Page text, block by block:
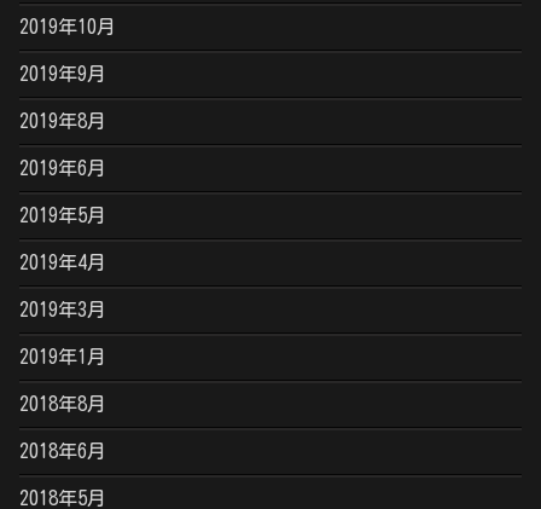
2019年10月
2019年9月
2019年8月
2019年6月
2019年5月
2019年4月
2019年3月
2019年1月
2018年8月
2018年6月
2018年5月